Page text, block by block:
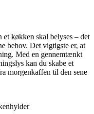
køkken skal belyses – det
behov. Det vigtigste er, at
Med en gennemtænkt
kan du skabe et
morgenkaffen til den sene